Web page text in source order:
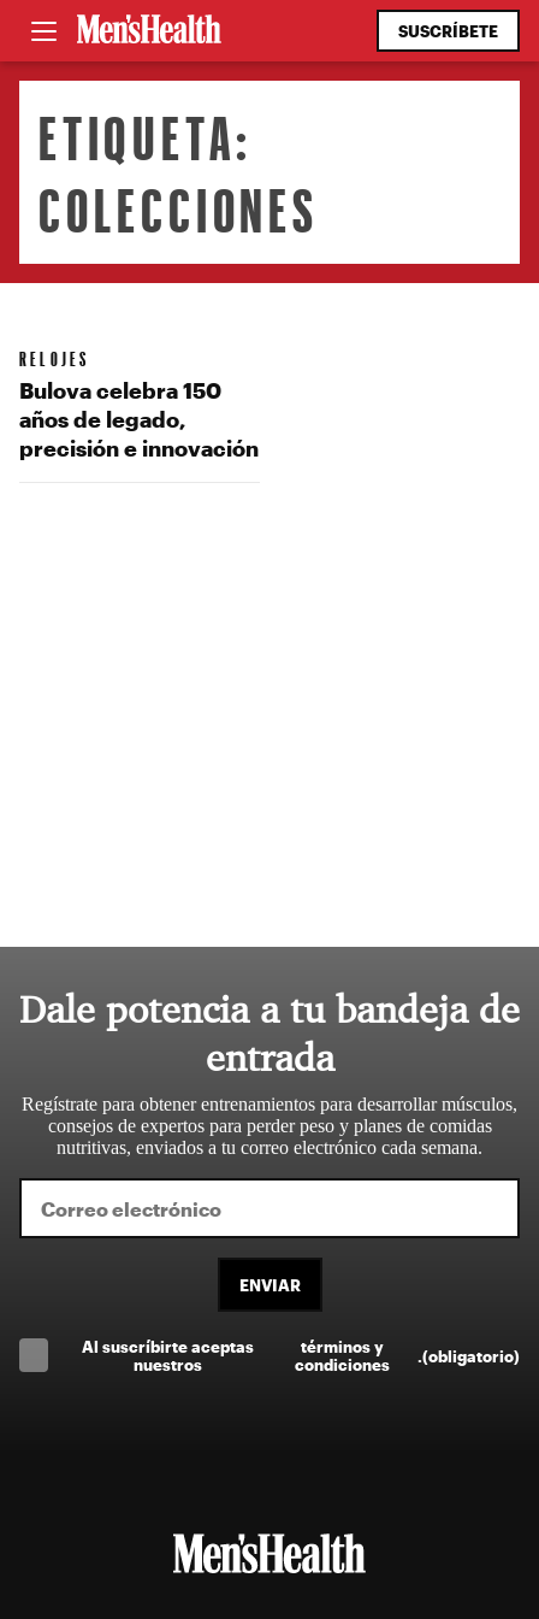
SUSCRÍBETE
ETIQUETA:
COLECCIONES
RELOJES
Bulova celebra 150
años de legado,
precisión e innovación
Dale potencia a tu bandeja de
entrada
Regístrate para obtener entrenamientos para desarrollar músculos,
consejos de expertos para perder peso y planes de comidas
nutritivas, enviados a tu correo electrónico cada semana.
ENVIAR
Al suscríbirte aceptas
nuestros
términos y
condiciones
(obligatorio)